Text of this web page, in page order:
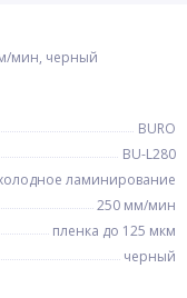
мин, черный
BURO
BU-L280
ламинирование
250 мм/мин
пленка до 125 мкм
черный